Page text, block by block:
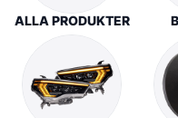
ALLA PRODUKTER